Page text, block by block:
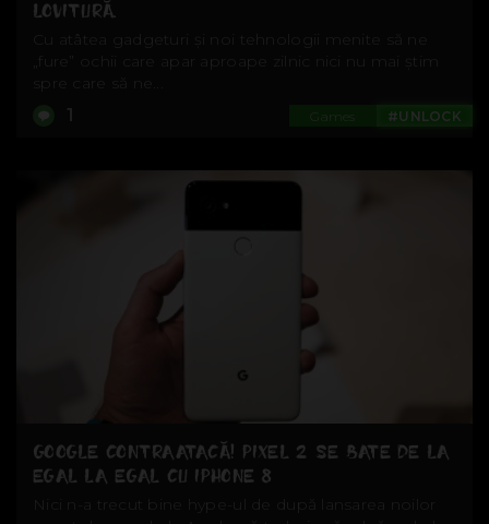
LOVITURĂ.
Cu atâtea gadgeturi și noi tehnologii menite să ne
„fure” ochii care apar aproape zilnic nici nu mai știm
spre care să ne...
#UNLOCK
Games
1
GOOGLE CONTRAATACĂ! PIXEL 2 SE BATE DE LA
EGAL LA EGAL CU IPHONE 8
Nici n-a trecut bine hype-ul de după lansarea noilor